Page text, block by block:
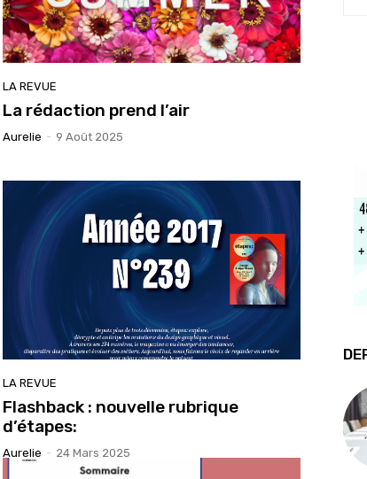
LA REVUE
La rédaction prend l’air
Aurelie - 9 Août 2025
LA REVUE
Flashback : nouvelle rubrique
d’étapes:
Aurelie - 24 Mars 2025